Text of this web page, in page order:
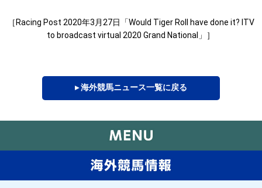
［Racing Post 2020年3月27日「Would Tiger Roll have done it? ITV
to broadcast virtual 2020 Grand National」］
▸ 海外競馬ニュース一覧に戻る